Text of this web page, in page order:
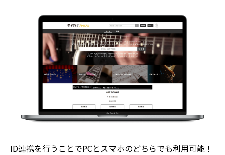
ID連携を行うことでPCとスマホのどちらでも利用可能！